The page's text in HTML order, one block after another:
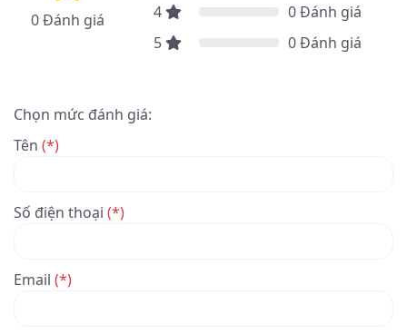
0Đánh giá
4
0Đánh giá
5
0Đánh giá
Chọn mức đánh giá:
Tên (*)
Số điện thoại (*)
Email (*)